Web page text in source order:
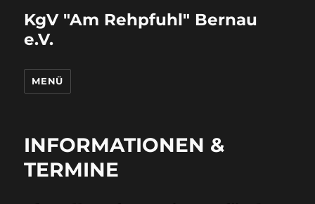
KgV "Am Rehpfuhl" Bernau
e.V.
MENÜ
INFORMATIONEN &
TERMINE